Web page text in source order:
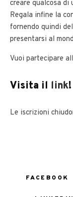
creare qualcosa di
Regala infine la
fornendo quindi
presentarsi al
Vuoi partecipare
Visita il link!
Le iscrizioni
FACEBOOK